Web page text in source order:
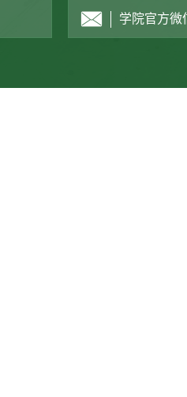
学院官方微